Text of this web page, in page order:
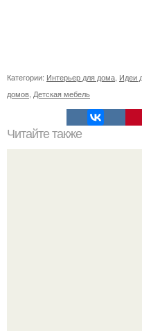
Категории: Интерьер для дома Идеи
домов Детская мебель
Читайте также